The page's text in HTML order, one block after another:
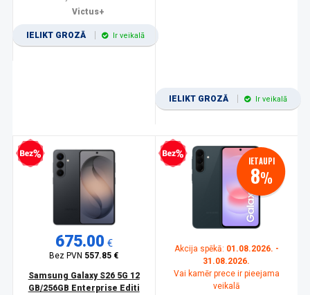
Victus+
IELIKT GROZĀ Ir veikalā
IELIKT GROZĀ Ir veikalā
kredīts
675.00 €
Bez PVN 557.85 €
Samsung Galaxy S26 5G 12
GB/256GB Enterprise Editi
Bezprocentu kredīts IETAUPI
8%
Akcija spēkā: 01.08.2026. -
31.08.2026.
Vai kamēr prece ir pieejama
veikalā